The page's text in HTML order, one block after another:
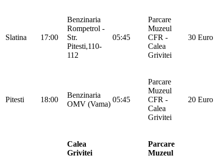
Slatina 17:00
Benzinaria
Rompetrol -
Str.
Pitesti,110-
112
05:45
Parcare
Muzeul
CFR -
Calea
Grivitei
30 Euro
Pitesti 18:00
Benzinaria
OMV (Vama)
05:45
Parcare
Muzeul
CFR -
Calea
Grivitei
20 Euro
Calea
Grivitei
Parcare
Muzeul